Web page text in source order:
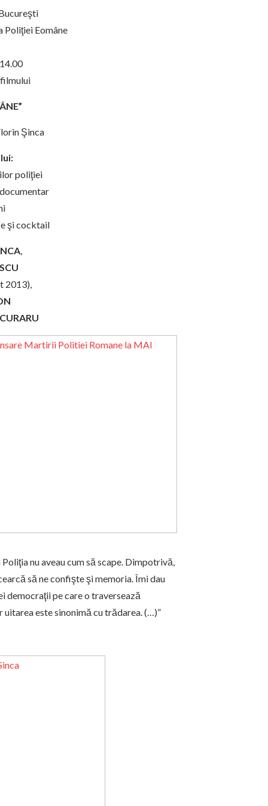
Eomâne
Şinca
poliţiei
şi cocktail
,
2013),
nu aveau cum să scape. Dimpotrivă,
să ne confişte şi memoria. Îmi dau
democraţii pe care o traversează
este sinonimă cu trădarea. (…)”